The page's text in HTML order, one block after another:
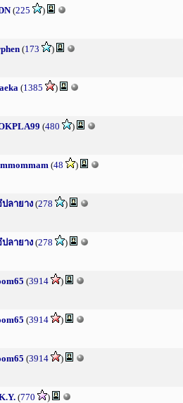
(225 )
(173 )
(1385 )
(480 )
(48 )
ปลายาง (278 )
ปลายาง (278 )
(3914 )
(3914 )
(3914 )
(770 )